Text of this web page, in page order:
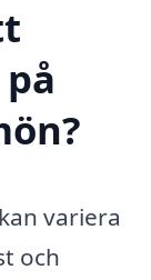
variera
och